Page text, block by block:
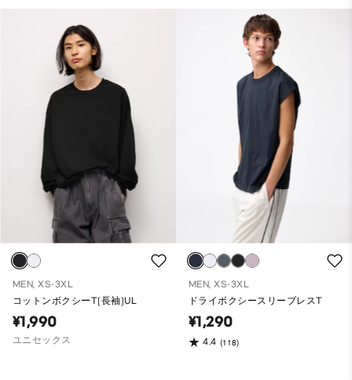
MEN, XS-3XL
コットンボクシーT(長袖)UL
¥1,990
ユニセックス
MEN, XS-3XL
ドライボクシースリーブレスT
¥1,290
4.4 (118)